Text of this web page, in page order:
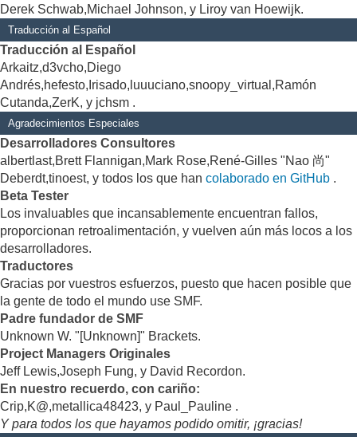
Derek Schwab,Michael Johnson, y Liroy van Hoewijk.
Traducción al Español
Traducción al Español
Arkaitz,d3vcho,Diego
Andrés,hefesto,Irisado,luuuciano,snoopy_virtual,Ramón
Cutanda,ZerK, y jchsm .
Agradecimientos Especiales
Desarrolladores Consultores
albertlast,Brett Flannigan,Mark Rose,René-Gilles "Nao 尚"
Deberdt,tinoest, y todos los que han colaborado en GitHub .
Beta Tester
Los invaluables que incansablemente encuentran fallos,
proporcionan retroalimentación, y vuelven aún más locos a los
desarrolladores.
Traductores
Gracias por vuestros esfuerzos, puesto que hacen posible que
la gente de todo el mundo use SMF.
Padre fundador de SMF
Unknown W. "[Unknown]" Brackets.
Project Managers Originales
Jeff Lewis,Joseph Fung, y David Recordon.
En nuestro recuerdo, con cariño:
Crip,K@,metallica48423, y Paul_Pauline .
Y para todos los que hayamos podido omitir, ¡gracias!